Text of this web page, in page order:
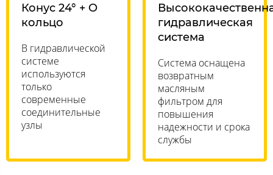
Конус 24° + O
кольцо
В гидравлической
системе
используются
только
современные
соединительные
узлы
гидравлическая
система
Система оснащена
возвратным
масляным
фильтром для
повышения
надежности и срока
службы